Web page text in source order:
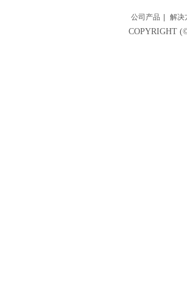
公司产品 解决
COPYRIGHT